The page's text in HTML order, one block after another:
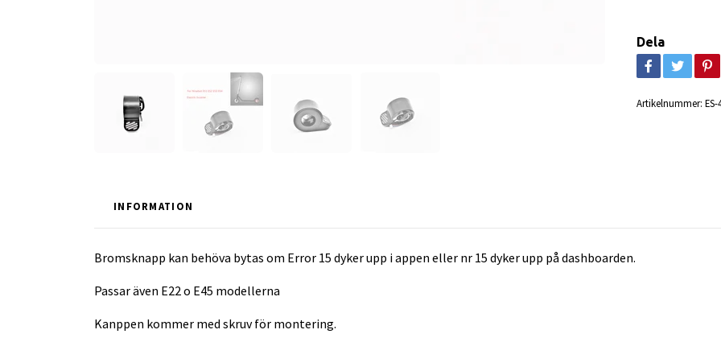
Dela
Artikelnummer: ES-
INFORMATION
Bromsknapp kan behöva bytas om Error 15 dyker upp i appen eller nr 15 dyker upp på dashboarden.
Passar även E22 o E45 modellerna
Kanppen kommer med skruv för montering.